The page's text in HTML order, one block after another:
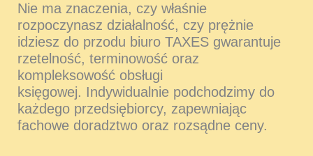
Nie ma znaczenia, czy właśnie
rozpoczynasz działalność, czy prężnie
idziesz do przodu biuro TAXES gwarantuje
rzetelność, terminowość oraz
kompleksowość obsługi
księgowej. Indywidualnie podchodzimy do
każdego przedsiębiorcy, zapewniając
fachowe doradztwo oraz rozsądne ceny.